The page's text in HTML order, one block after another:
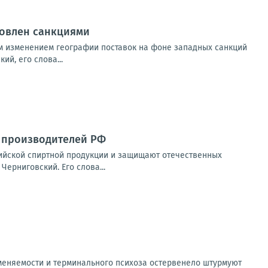
санкциями
изменением географии поставок на фоне западных санкций
его слова...
РФ
спиртной продукции и защищают отечественных
Его слова...
и терминального психоза остервенело штурмуют